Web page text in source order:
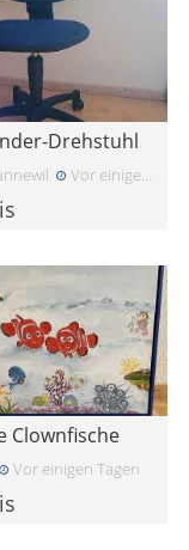
Drehstuhl
Vor einigen Tagen
Clownfische
Vor einigen Tagen